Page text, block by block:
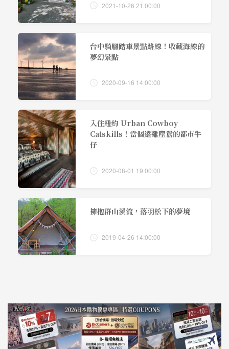
2021-10-26 21:00:00
台中騎腳踏車景點路線！收藏海線的
夢幻景點
2020-09-16 14:00:00
入住紐約 Urban Cowboy
Catskills！當個遠離塵囂的都市牛
仔
2020-08-01 19:00:00
擁抱群山溪流，落羽松下的夢境
2019-04-26 14:00:00